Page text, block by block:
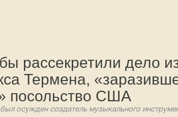
рассекретили дело
Термена,
посольство США
осужден создатель музыкального